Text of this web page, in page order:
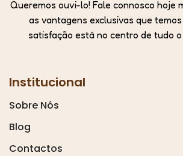
Queremos ouvi-lo! Fale connosco hoje
as vantagens exclusivas que
satisfação está no centro de tudo
Institucional
Sobre Nós
Blog
Contactos